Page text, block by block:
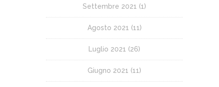
Settembre 2021 (1)
Agosto 2021 (11)
Luglio 2021 (26)
Giugno 2021 (11)